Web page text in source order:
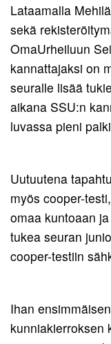
Lataamalla
sekä
OmaUrheiluun
kannattajaksi on
seuralle lisää
aikana SSU:n
luvassa pieni
Uutuutena
myös cooper-
omaa kuntoaan
tukea seuran
cooper-testiin
Ihan
kunniakierroksen